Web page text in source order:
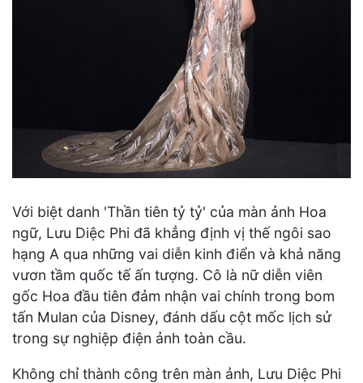
Với biệt danh 'Thần tiên tỷ tỷ' của màn ảnh Hoa
ngữ, Lưu Diệc Phi đã khẳng định vị thế ngôi sao
hạng A qua những vai diễn kinh điển và khả năng
vươn tầm quốc tế ấn tượng. Cô là nữ diễn viên
gốc Hoa đầu tiên đảm nhận vai chính trong bom
tấn Mulan của Disney, đánh dấu cột mốc lịch sử
trong sự nghiệp điện ảnh toàn cầu.
Không chỉ thành công trên màn ảnh, Lưu Diệc Phi